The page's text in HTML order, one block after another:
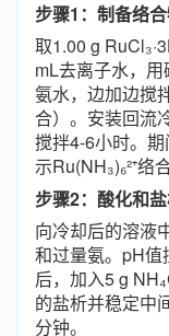
步骤1：制备络
取1.00 g
mL去离子水，
氨水，边加边搅
合）。安装回流
搅拌4-6小时。
示Ru(NH₃)₆²⁺络
步骤2：酸化和
向冷却后的溶液
和过量氨。pH
后，加入5 g
的盐析并稳定中
分钟。